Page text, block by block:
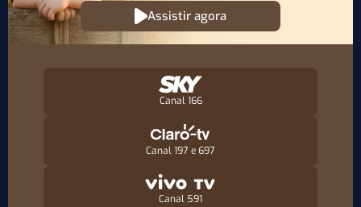
Assistir agora
Canal 166
Canal 197 e 697
Canal 591